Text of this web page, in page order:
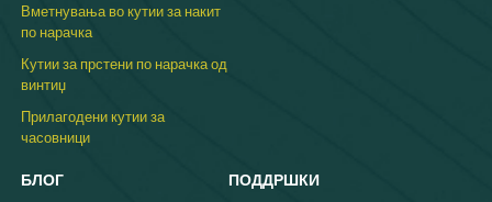
Вметнувања во кутии за накит
по нарачка
Кутии за прстени по нарачка од
винтиџ
Прилагодени кутии за
часовници
БЛОГ ПОДДРШКИ